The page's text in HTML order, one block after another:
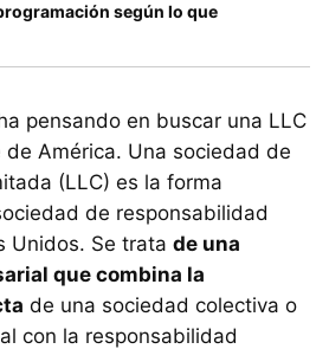
según lo que
pensando en buscar una LLC
América. Una sociedad de
(LLC) es la forma
de responsabilidad
Unidos. Se trata de una
que combina la
de una sociedad colectiva o
con la responsabilidad